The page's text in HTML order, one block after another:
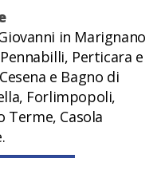
in Marignano
Perticara e
e Bagno di
Forlimpopoli,
Terme, Casola